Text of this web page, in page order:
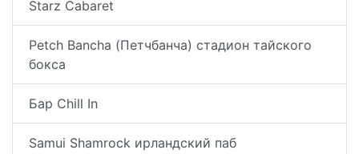
Starz Cabaret
Petch Bancha (Петчбанча) стадион тайского
бокса
Бар Chill In
Samui Shamrock ирландский паб